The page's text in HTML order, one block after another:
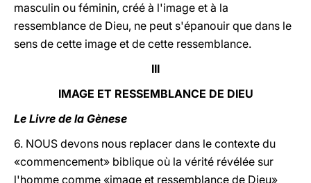
masculin ou féminin, créé à l'image et à la
ressemblance de Dieu, ne peut s'épanouir que dans le
sens de cette image et de cette ressemblance.
III
IMAGE ET RESSEMBLANCE DE DIEU
Le Livre de la Gènese
6. NOUS devons nous replacer dans le contexte du
«commencement» biblique où la vérité révélée sur
l'homme comme «image et ressemblance de Dieu»